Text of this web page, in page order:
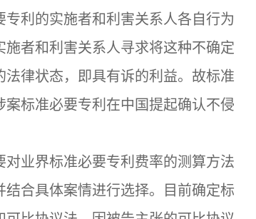
利的实施者和利害关系人各自行为
者和利害关系人寻求将这种不确定
律状态，即具有诉的利益。故标准
标准必要专利在中国提起确认不侵
业界标准必要专利费率的测算方法
合具体案情进行选择。目前确定标